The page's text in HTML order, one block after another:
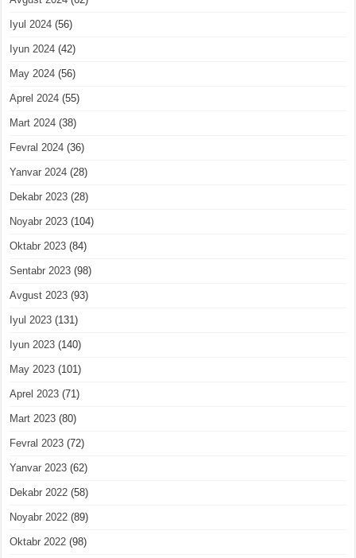
Iyul 2024 (56)
Iyun 2024 (42)
May 2024 (56)
Aprel 2024 (55)
Mart 2024 (38)
Fevral 2024 (36)
Yanvar 2024 (28)
Dekabr 2023 (28)
Noyabr 2023 (104)
Oktabr 2023 (84)
Sentabr 2023 (98)
Avgust 2023 (93)
Iyul 2023 (131)
Iyun 2023 (140)
May 2023 (101)
Aprel 2023 (71)
Mart 2023 (80)
Fevral 2023 (72)
Yanvar 2023 (62)
Dekabr 2022 (58)
Noyabr 2022 (89)
Oktabr 2022 (98)